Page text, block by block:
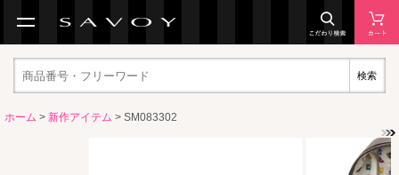
検索
ホーム > 新作アイテム > SM083302